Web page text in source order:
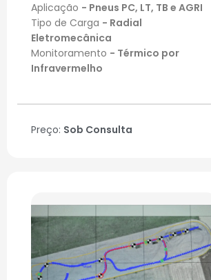
Aplicação - Pneus PC, LT, TB e AGRI
Tipo de Carga - Radial
Eletromecânica
Monitoramento - Térmico por
Infravermelho
Preço: Sob Consulta